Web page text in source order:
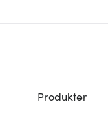
Produkter